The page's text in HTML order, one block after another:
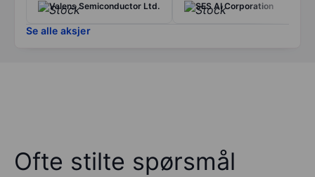
Valens Semiconductor Ltd. SES AI Corporation
Se alle aksjer
Ofte stilte spørsmål